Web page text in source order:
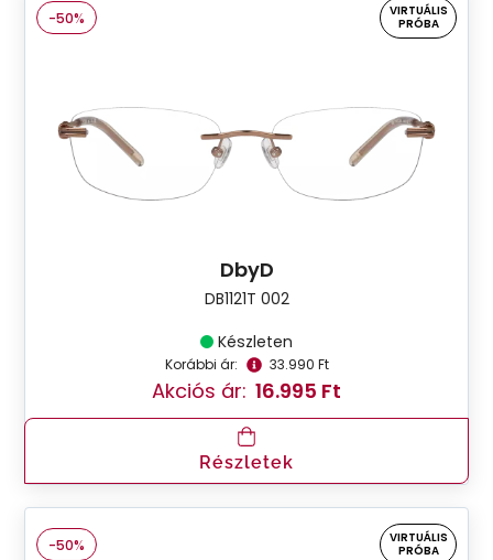
-50%
VIRTUÁLIS
PRÓBA
DbyD
DB1121T 002
Készleten
Korábbi ár: 33.990 Ft
Akciós ár: 16.995 Ft
Részletek
-50%
VIRTUÁLIS
PRÓBA